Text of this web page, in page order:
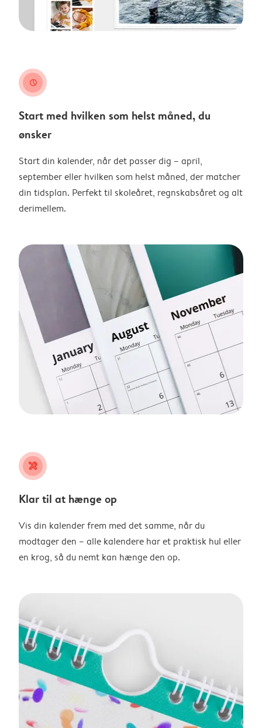
clock
Start med hvilken som helst måned, du
ønsker
Start din kalender, når det passer dig – april,
september eller hvilken som helst måned, der matcher
din tidsplan. Perfekt til skoleåret, regnskabsåret og alt
derimellem.
tools
Klar til at hænge op
Vis din kalender frem med det samme, når du
modtager den – alle kalendere har et praktisk hul eller
en krog, så du nemt kan hænge den op.